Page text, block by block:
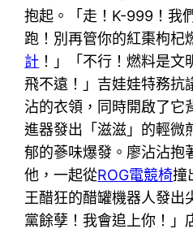
抱起。「走！K-999！我
跑！別再管你的紅棗枸杞
計 ！」「不行！燃料是
飛不遠！」吉娃娃特務抗
沾的衣領，同時開啟了它
進器發出「滋滋」的輕微
郁的蔘味爆發。廖沾沾抱
他，一起從ROG電競椅撞
王醋狂的醋罐機器人發出
黨餘孽！我會追上你！」